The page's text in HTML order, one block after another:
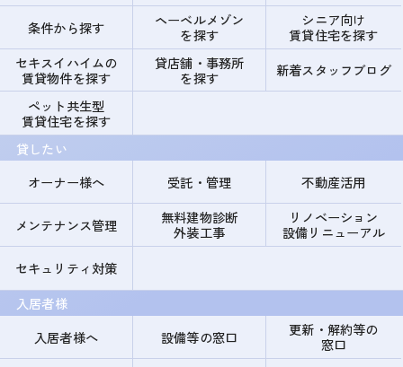
条件から探す
ヘーベルメゾン
を探す
シニア向け
賃貸住宅を探す
セキスイハイムの
賃貸物件を探す
貸店舗・事務所
を探す
新着スタッフブログ
ペット共生型
賃貸住宅を探す
貸したい
オーナー様へ
受託・管理 不動産活用
メンテナンス管理
無料建物診断
外装工事
リノベーション
設備リニューアル
セキュリティ対策
入居者様
入居者様へ
設備等の窓口
更新・解約等の
窓口